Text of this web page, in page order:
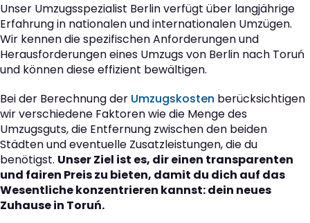
Unser Umzugsspezialist Berlin verfügt über langjährige
Erfahrung in nationalen und internationalen Umzügen.
Wir kennen die spezifischen Anforderungen und
Herausforderungen eines Umzugs von Berlin nach Toruń
und können diese effizient bewältigen.
Bei der Berechnung der Umzugskosten berücksichtigen
wir verschiedene Faktoren wie die Menge des
Umzugsguts, die Entfernung zwischen den beiden
Städten und eventuelle Zusatzleistungen, die du
benötigst. Unser Ziel ist es, dir einen transparenten
und fairen Preis zu bieten, damit du dich auf das
Wesentliche konzentrieren kannst: dein neues
Zuhause in Toruń.